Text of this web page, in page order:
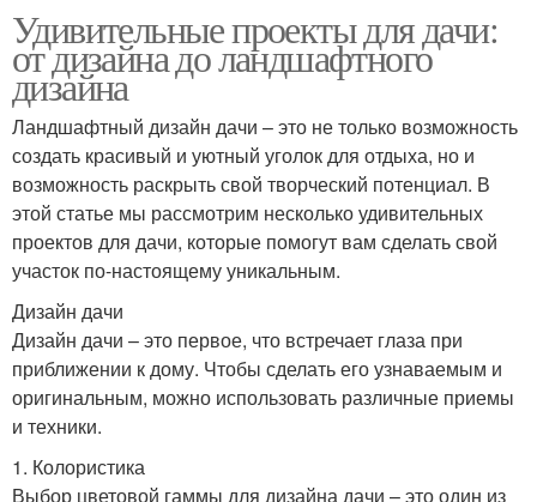
Удивительные проекты для дачи:
от дизайна до ландшафтного
дизайна
Ландшафтный дизайн дачи – это не только возможность
создать красивый и уютный уголок для отдыха, но и
возможность раскрыть свой творческий потенциал. В
этой статье мы рассмотрим несколько удивительных
проектов для дачи, которые помогут вам сделать свой
участок по-настоящему уникальным.
Дизайн дачи
Дизайн дачи – это первое, что встречает глаза при
приближении к дому. Чтобы сделать его узнаваемым и
оригинальным, можно использовать различные приемы
и техники.
1. Колористика
Выбор цветовой гаммы для дизайна дачи – это один из